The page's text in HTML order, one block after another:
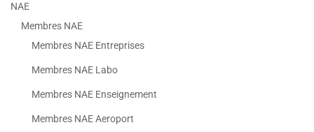
NAE
Membres NAE
Membres NAE Entreprises
Membres NAE Labo
Membres NAE Enseignement
Membres NAE Aeroport